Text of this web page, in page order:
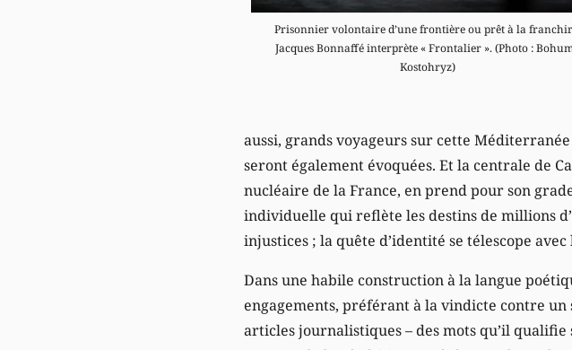
Prisonnier volontaire d’une frontière ou prêt à la
Jacques Bonnaffé interprète « Frontalier ». (Photo :
Kostohryz)
aussi, grands voyageurs sur cette
seront également évoquées. Et la centrale de
nucléaire de la France, en prend pour son
individuelle qui reflète les destins de millions
injustices ; la quête d’identité se télescope avec
Dans une habile construction à la langue
engagements, préférant à la vindicte contre
articles journalistiques – des mots qu’il